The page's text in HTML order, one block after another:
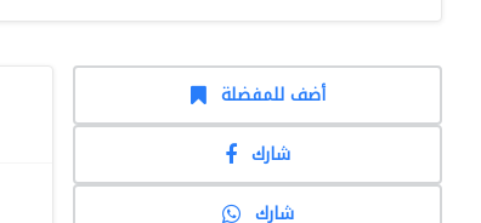
أضف للمفضلة
شارك
شارك